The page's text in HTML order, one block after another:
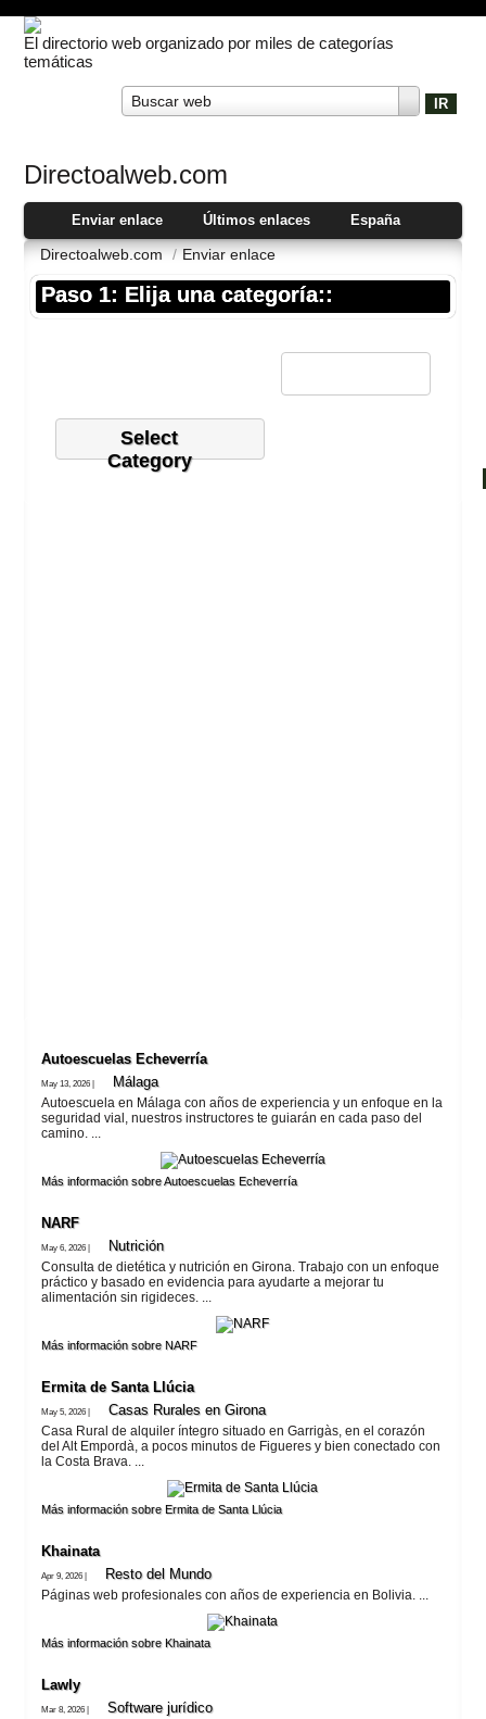
El directorio web organizado por miles de categorías
temáticas
Buscar web
Directoalweb.com
Enviar enlace Últimos enlaces España
Directoalweb.com / Enviar enlace
Paso 1: Elija una categoría::
Select
Category
Autoescuelas Echeverría
May 13, 2026 | Málaga
Autoescuela en Málaga con años de experiencia y un enfoque en la
seguridad vial, nuestros instructores te guiarán en cada paso del
camino. ...
Más información sobre Autoescuelas Echeverría
NARF
May 6, 2026 | Nutrición
Consulta de dietética y nutrición en Girona. Trabajo con un enfoque
práctico y basado en evidencia para ayudarte a mejorar tu
alimentación sin rigideces. ...
Más información sobre NARF
Ermita de Santa Llúcia
May 5, 2026 | Casas Rurales en Girona
Casa Rural de alquiler íntegro situado en Garrigàs, en el corazón
del Alt Empordà, a pocos minutos de Figueres y bien conectado con
la Costa Brava. ...
Más información sobre Ermita de Santa Llúcia
Khainata
Apr 9, 2026 | Resto del Mundo
Páginas web profesionales con años de experiencia en Bolivia. ...
Más información sobre Khainata
Lawly
Mar 8, 2026 | Software jurí­dico